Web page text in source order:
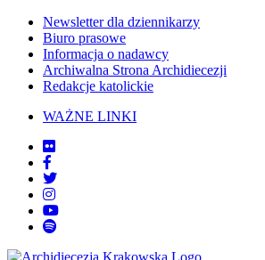
Newsletter dla dziennikarzy
Biuro prasowe
Informacja o nadawcy
Archiwalna Strona Archidiecezji
Redakcje katolickie
WAŻNE LINKI